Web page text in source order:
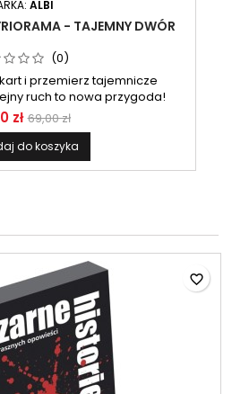
ALBI
- TAJEMNY DWÓR
(0)
i przemierz tajemnicze
ruch to nowa przygoda!
zł 69,00 zł
do koszyka
favorite_border